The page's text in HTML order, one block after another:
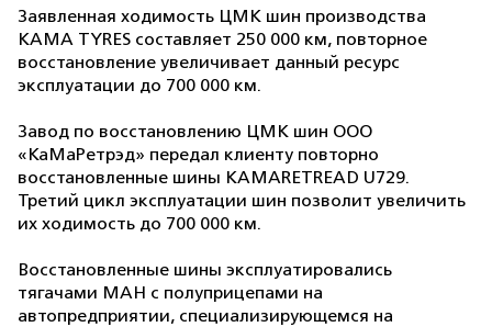
Заявленная ходимость ЦМК шин производства
KAMA TYRES составляет 250 000 км, повторное
восстановление увеличивает данный ресурс
эксплуатации до 700 000 км.
Завод по восстановлению ЦМК шин ООО
«КаМаРетрэд» передал клиенту повторно
восстановленные шины KAMARETREAD U729.
Третий цикл эксплуатации шин позволит увеличить
их ходимость до 700 000 км.
Восстановленные шины эксплуатировались
тягачами МАН с полуприцепами на
автопредприятии, специализирующемся на